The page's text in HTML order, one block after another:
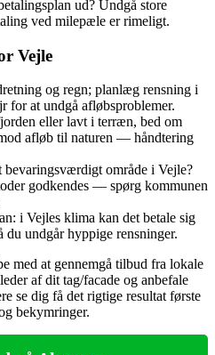
ud? Undgå store
ved milepæle er rimeligt.
Vejle
og regn; planlæg rensning i
for at undgå afløbsproblemer.
eller lavt i terræn, bed om
afløb til naturen — håndtering
bevaringsværdigt område i Vejle?
godkendes — spørg kommunen
i Vejles klima kan det betale sig
du undgår hyppige rensninger.
med at gennemgå tilbud fra lokale
af dit tag/facade og anbefale
se dig få det rigtige resultat første
bekymringer.